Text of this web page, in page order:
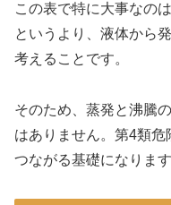
この表で特に大事なの
というより、液体から
考えることです。
そのため、蒸発と沸騰
はありません。第4類
つながる基礎になります